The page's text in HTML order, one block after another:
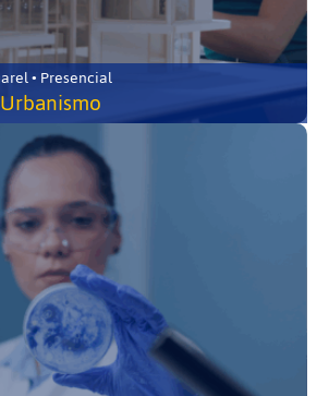
• Presencial